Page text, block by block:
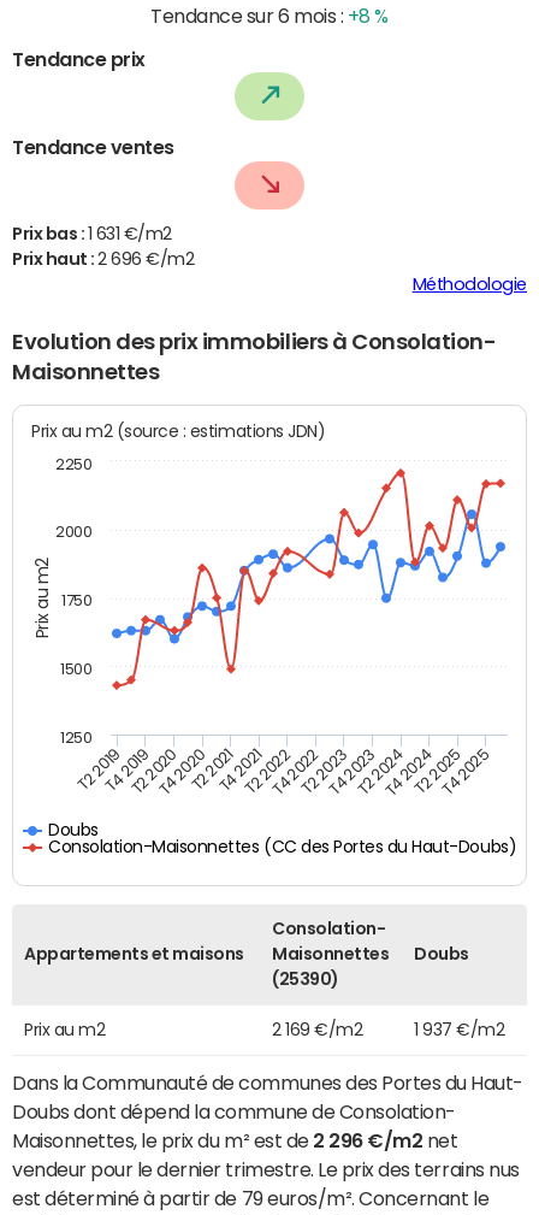
Tendance sur 6 mois : +8 %
Tendance prix
Tendance ventes
Prix bas :
1 631 €/m2
Prix haut :2 696 €/m2
Méthodologie
Evolution des prix immobiliers à Consolation-
Maisonnettes
Prix au m2
Prix au m2 (source : estimations JDN)
Doubs
Consolation-Maisonnettes (CC des Portes du Haut-Doubs)
T2 2019T4 2019T2 2020T4 2020T2 2021T4 2021T2 2022T4 2022T2 2023T4 2023T2 2024T4 2024T2 2025T4 2025
1250
1500
1750
2000
2250
Appartements et maisons
Consolation-
Maisonnettes
(25390)
Doubs
Prix au m2 2 169 €/m2 1 937 €/m2
Dans la Communauté de communes des Portes du Haut-
Doubs dont dépend la commune de Consolation-
Maisonnettes, le prix du m² est de 2 296 €/m2 net
vendeur pour le dernier trimestre. Le prix des terrains nus
est déterminé à partir de 79 euros/m². Concernant le